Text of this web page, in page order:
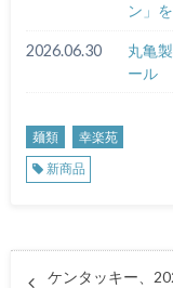
ン」
2026.06.30
丸亀
ール
麺類
幸楽苑
新商品
ケンタッキー、